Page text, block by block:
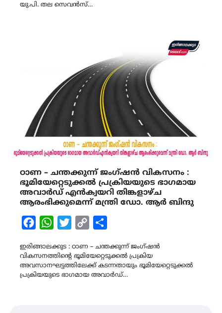
യു.പി. തല സെവൻസ്…
ഠാണ – ചന്തക്കുന്ന് ജംഗ്ഷന്‍ വികസനം :
ഭൂമിയേറ്റെടുക്കൽ പ്രക്രിയയുടെ ഭാഗമായ
അവാർഡ് എൻക്വയറി തിങ്കളാഴ്ച
ആരംഭിക്കുമെന്ന് മന്ത്രി ഡോ. ആർ ബിന്ദു
FacebookWhatsAppTwitterCopy
ഇരിങ്ങാലക്കുട : ഠാണ – ചന്തക്കുന്ന് ജംഗ്ഷന്‍
വികസനത്തിന്റെ ഭൂമിയേറ്റെടുക്കൽ പ്രക്രിയ
അവസാനഘട്ടത്തിലേക്ക് കടന്നതായും ഭൂമിയേറ്റെടുക്കൽ
പ്രക്രിയയുടെ ഭാഗമായ അവാർഡ്…